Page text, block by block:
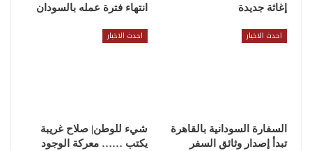
إغاثة جديدة
انتهاء فترة عمله بالسودان
احدث الاخبار
السفارة السودانية بالقاهرة
تبدأ إصدار وثائق السفر
احدث الاخبار
شيء للوطن| صلاح غريبة
يكتب …… معركة الوجود